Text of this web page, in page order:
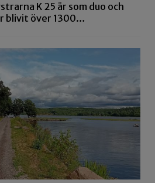
K 25 är som duo och
blivit över 1300…